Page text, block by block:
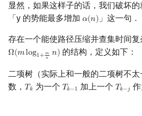
显然，如果这样子的话，我们破坏的
「y 的势能最多增加 𝛼(𝑛)
α(n) 」这一句．
存在一个能使路径压缩并查集时间复
Ω(𝑚log1+ 𝑚
𝑛 𝑛)
Ω(mlog1+m nn) 的结构，定义如下：
二项树（实际上和一般的二项树不
数， 𝑇𝑘
Tk 为一个 𝑇𝑘−1
Tk−1 加上一个 𝑇𝑘−𝑗
Tk−j